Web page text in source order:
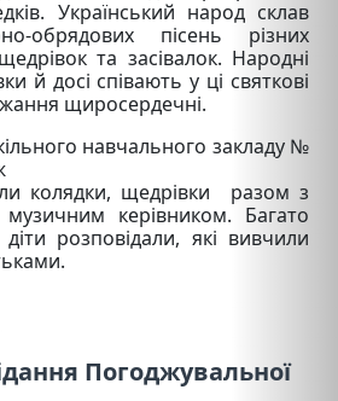
Український народ склав
обрядових пісень різних
та засівалок. Народні
й досі співають у ці святкові
щиросердечні.
навчального закладу №
колядки, щедрівки разом з
керівником. Багато
діти розповідали, які вивчили
Погоджувальної